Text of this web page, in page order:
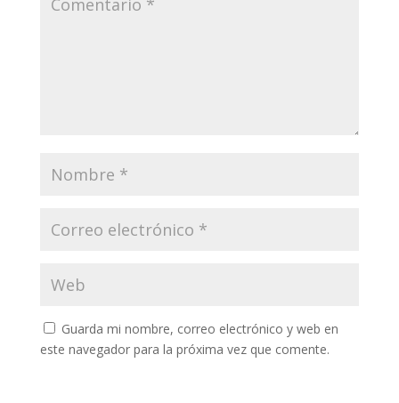
Guarda mi nombre, correo electrónico y web en
este navegador para la próxima vez que comente.